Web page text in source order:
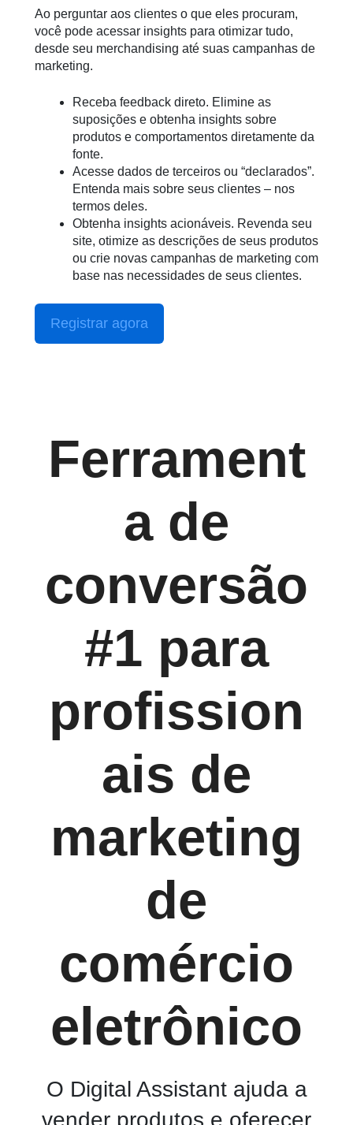
Ao perguntar aos clientes o que eles procuram,
você pode acessar insights para otimizar tudo,
desde seu merchandising até suas campanhas de
marketing.
Receba feedback direto. Elimine as
suposições e obtenha insights sobre
produtos e comportamentos diretamente da
fonte.
Acesse dados de terceiros ou “declarados”.
Entenda mais sobre seus clientes – nos
termos deles.
Obtenha insights acionáveis. Revenda seu
site, otimize as descrições de seus produtos
ou crie novas campanhas de marketing com
base nas necessidades de seus clientes.
Registrar agora
Ferrament
a de
conversão
#1 para
profission
ais de
marketing
de
comércio
eletrônico
O Digital Assistant ajuda a
vender produtos e oferecer